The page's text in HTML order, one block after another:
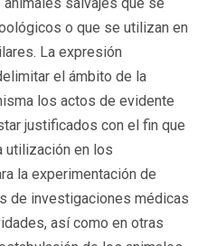
o que se utilizan en
La expresión
el ámbito de la
los actos de evidente
justificados con el fin que
utilización en los
la experimentación de
de investigaciones médicas
así como en otras